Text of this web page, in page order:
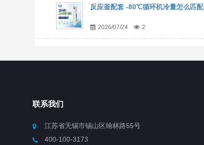
反应釜配套 -80℃循环机冷量怎么匹配
2026/07/24 2
联系我们
江苏省无锡市锡山区翰林路55号
400-100-3173